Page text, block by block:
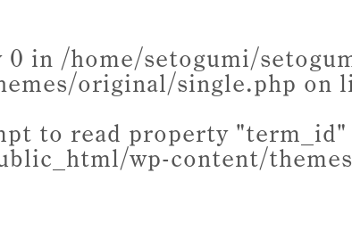
0 in /home/setogumi/
original/single.php on
to read property
wp-content/